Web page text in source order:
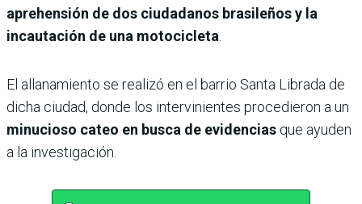
aprehensión de dos ciudadanos brasileños y la
incautación de una motocicleta
El allanamiento se realizó en el barrio Santa Librada de
dicha ciudad, donde los intervinientes procedieron a un
minucioso cateo en busca de evidencias que ayuden
a la investigación.